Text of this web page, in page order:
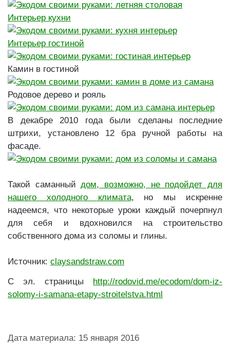
Интерьер кухни
Интерьер гостиной
Камин в гостиной
Родовое дерево и рояль
В декабре 2010 года были сделаны последние
штрихи, установлено 12 бра ручной работы на
фасаде.
Такой саманныйдом, возможно, не подойдет для
нашего холодного климата, но мы искренне
надеемся, что некоторые уроки каждый почерпнул
для себя и вдохновился на строительство
собственного дома из соломы и глины.
Источник: claysandstraw.com
С эл. страницы http://rodovid.me/ecodom/dom-iz-
solomy-i-samana-etapy-stroitelstva.html
Дата материала: 15 января 2016